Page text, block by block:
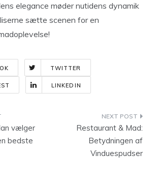
elegance møder nutidens dynamik
sætte scenen for en
TWITTER
LINKEDIN
vælger
bedste
Restaurant & Mad:
Betydningen af
Vinduespudser